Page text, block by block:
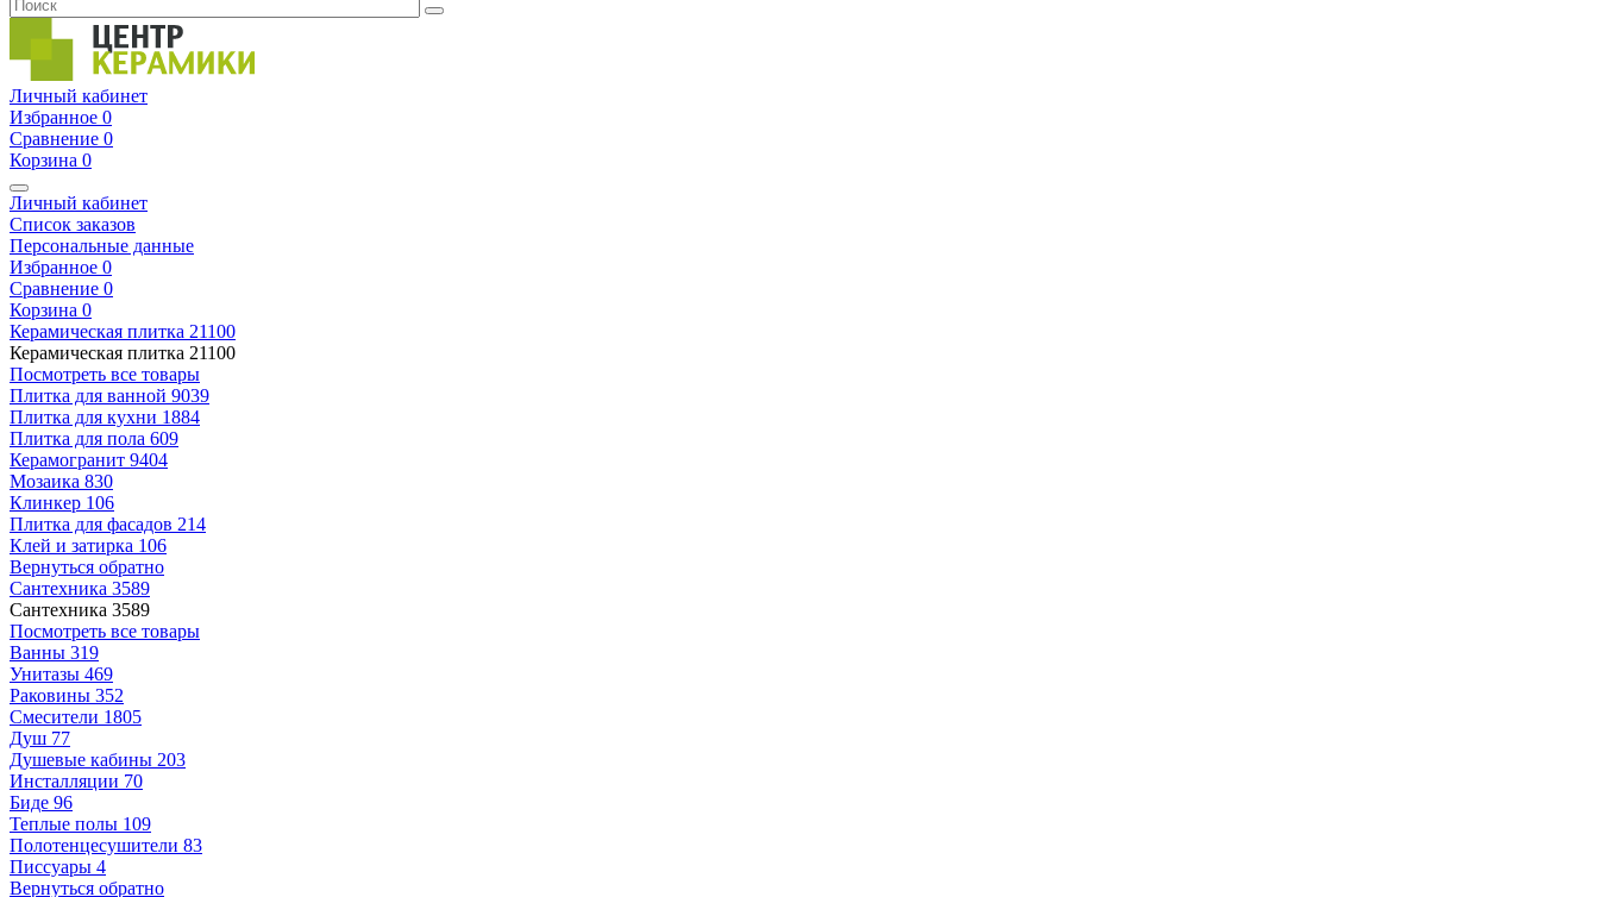
Личный кабинет
Избранное 0
Сравнение 0
Корзина 0
Личный кабинет
Список заказов
Персональные данные
Избранное 0
Сравнение 0
Корзина 0
Керамическая плитка 21100
Керамическая плитка 21100
Посмотреть все товары
Плитка для ванной 9039
Плитка для кухни 1884
Плитка для пола 609
Керамогранит 9404
Мозаика 830
Клинкер 106
Плитка для фасадов 214
Клей и затирка 106
Вернуться обратно
Сантехника 3589
Сантехника 3589
Посмотреть все товары
Ванны 319
Унитазы 469
Раковины 352
Смесители 1805
Душ 77
Душевые кабины 203
Инсталляции 70
Биде 96
Теплые полы 109
Полотенцесушители 83
Писсуары 4
Вернуться обратно